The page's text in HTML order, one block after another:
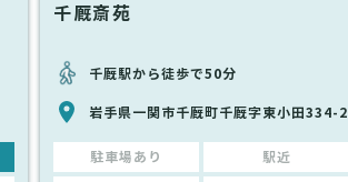
千厩斎苑
千厩駅から徒歩で50分
岩手県一関市千厩町千厩字東小田334-2
駐車場あり 駅近